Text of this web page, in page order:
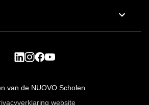
van de NUOVO Scholen
website